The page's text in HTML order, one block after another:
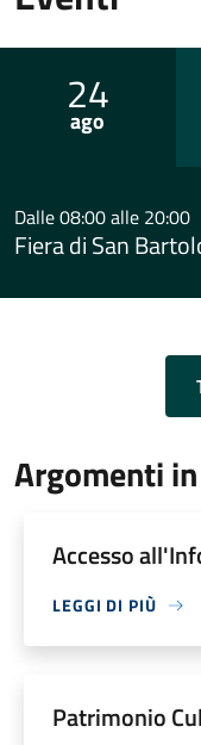
24
ago
Dalle 08:00 alle 20:00
Fiera di San
Argomenti
Accesso
LEGGI DI PIÙ
Patrimonio